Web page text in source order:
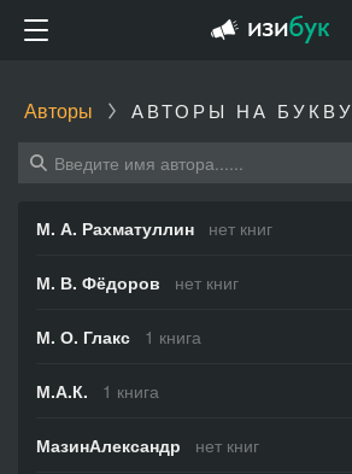
Авторы АВТОРЫ НА БУКВУ
М. А. Рахматуллин нет книг
М. В. Фёдоров нет книг
М. О. Глакс 1 книга
М.А.К. 1 книга
МазинАлександр нет книг